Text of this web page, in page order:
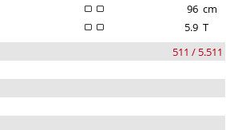
96 cm
5.9 T
511 / 5.511